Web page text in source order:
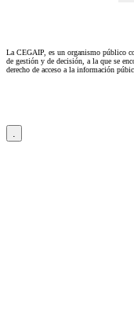
La CEGAIP, es un organismo público
de gestión y de decisión, a la que se
derecho de acceso a la información